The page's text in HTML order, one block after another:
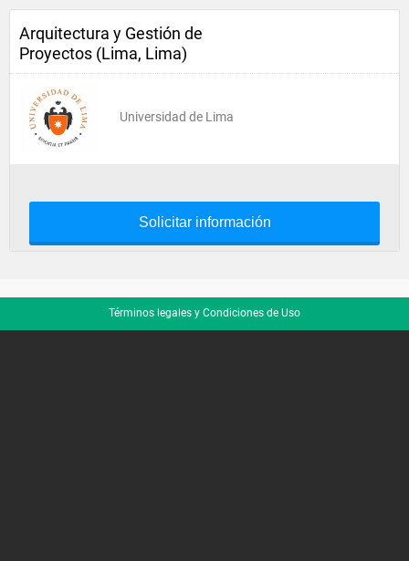
Arquitectura y Gestión de
Proyectos (Lima, Lima)
Universidad de Lima
Solicitar información
Términos legales y Condiciones de Uso